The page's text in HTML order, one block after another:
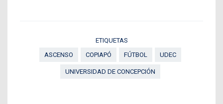
ETIQUETAS
ASCENSO
COPIAPÓ FÚTBOL UDEC
UNIVERSIDAD DE CONCEPCIÓN